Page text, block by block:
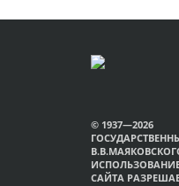
© 1937—2026
САЙТА